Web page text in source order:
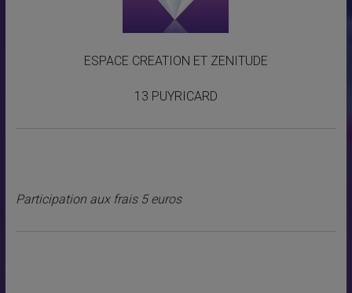
ESPACE CREATION ET ZENITUDE
13 PUYRICARD
Participation aux frais 5 euros